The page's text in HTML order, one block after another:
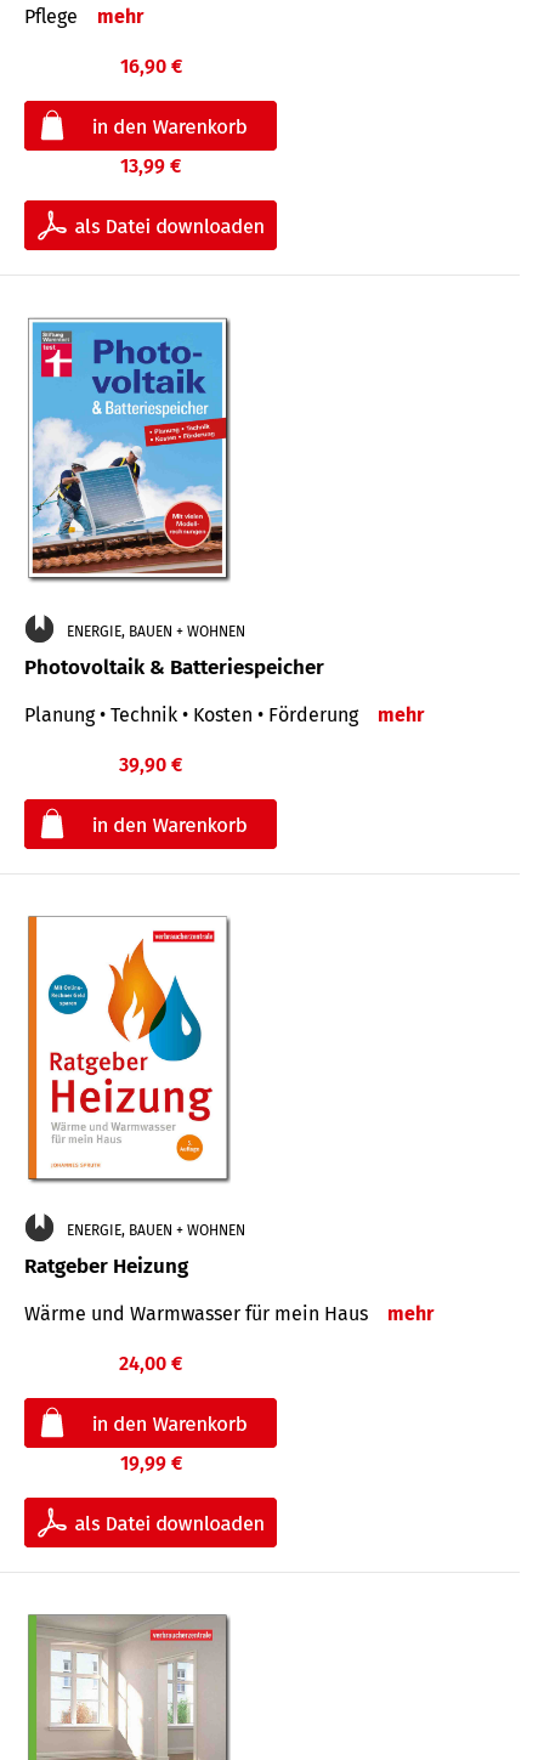
Pflege
mehr
16,90 €
13,99 €
ENERGIE, BAUEN + WOHNEN
Photovoltaik & Batteriespeicher
Planung • Technik • Kosten • Förderung mehr
39,90 €
ENERGIE, BAUEN + WOHNEN
Ratgeber Heizung
Wärme und Warmwasser für mein Haus mehr
24,00 €
19,99 €